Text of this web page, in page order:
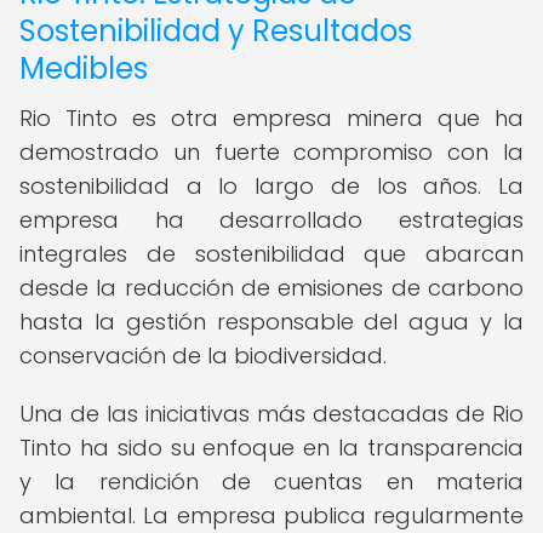
Sostenibilidad y Resultados
Medibles
Rio Tinto es otra empresa minera que ha
demostrado un fuerte compromiso con la
sostenibilidad a lo largo de los años. La
empresa ha desarrollado estrategias
integrales de sostenibilidad que abarcan
desde la reducción de emisiones de carbono
hasta la gestión responsable del agua y la
conservación de la biodiversidad.
Una de las iniciativas más destacadas de Rio
Tinto ha sido su enfoque en la transparencia
y la rendición de cuentas en materia
ambiental. La empresa publica regularmente